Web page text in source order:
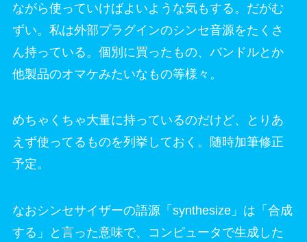
ながら使っていけばよいような気もする。だがむ
ずい。私は外部プラグインのシンセ音源をたくさ
ん持っている。個別に買ったもの、バンドルとか
他製品のオマケみたいなもの等様々。
めちゃくちゃ大量に持っているのだけど、とりあ
えず使ってるものを列挙しておく。随時加筆修正
予定。
なおシンセサイザーの語源「synthesize」は「合成
する」と言った意味で、コンピュータで生成した